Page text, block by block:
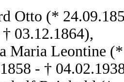
Otto (*
† 03.12.1864),
Maria Leontine (*
- †